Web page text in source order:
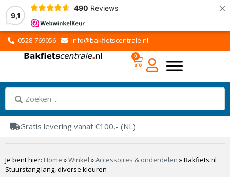
9,1
490 Reviews ×
0528-769056 info@bakfietscentrale.nl
0
Gratis levering vanaf €100,- (NL)
Je bent hier: Home »Winkel »Accessoires & onderdelen »Bakfiets.nl
Stuurstang lang, diverse kleuren